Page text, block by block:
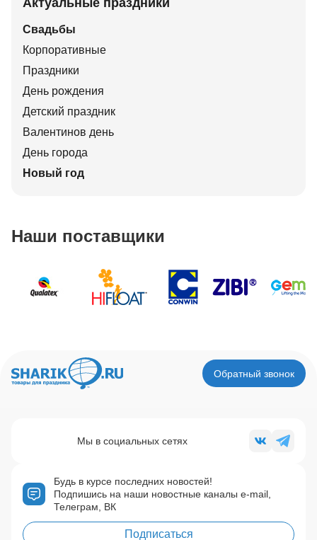
Актуальные праздники
Свадьбы
Корпоративные
Праздники
День рождения
Детский праздник
Валентинов день
День города
Новый год
Наши поставщики
Обратный звонок
Будь в курсе последних новостей!
Подпишись на наши новостные каналы e-mail,
Телеграм, ВК
Подписаться
Мы в социальных сетях